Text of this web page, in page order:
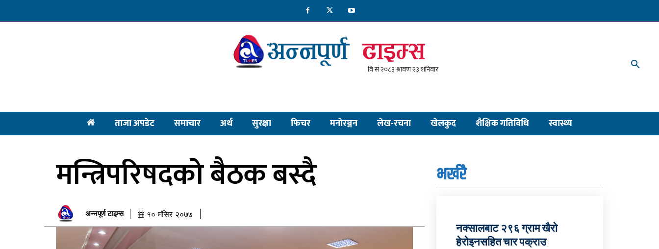
ताजा अपडेट समाचार अर्थ सुरक्षा फिचर मनाेरञ्जन लेख-रचना खेलकुद शैक्षिक गतिविधि स्वास्थ्य
मन्त्रिपरिषदको बैठक बस्दै
अन्नपूर्ण टाइम्स १० मंसिर २०७७
भर्खरै
नक्सालबाट २९६ ग्राम खैरो
हेरोइनसहित चार पक्राउ